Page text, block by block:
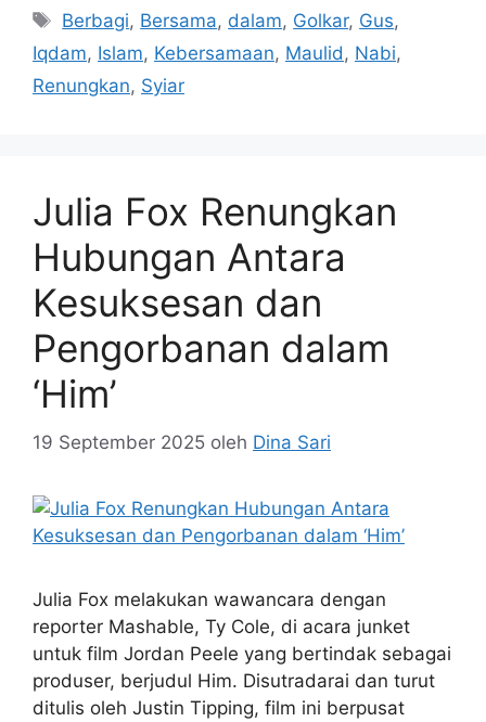
Tag
Berbagi, Bersama, dalam, Golkar, Gus,
Iqdam, Islam, Kebersamaan, Maulid, Nabi,
Renungkan, Syiar
Julia Fox Renungkan
Hubungan Antara
Kesuksesan dan
Pengorbanan dalam
‘Him’
19 September 2025 oleh Dina Sari
Julia Fox melakukan wawancara dengan
reporter Mashable, Ty Cole, di acara junket
untuk film Jordan Peele yang bertindak sebagai
produser, berjudul Him. Disutradarai dan turut
ditulis oleh Justin Tipping, film ini berpusat